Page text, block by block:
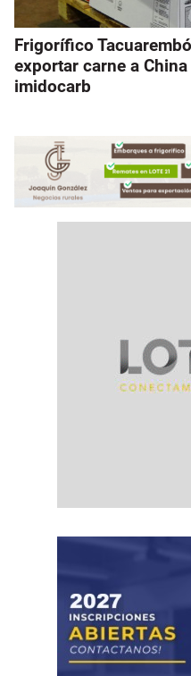
Frigorífico
exportar carne a
imidocarb